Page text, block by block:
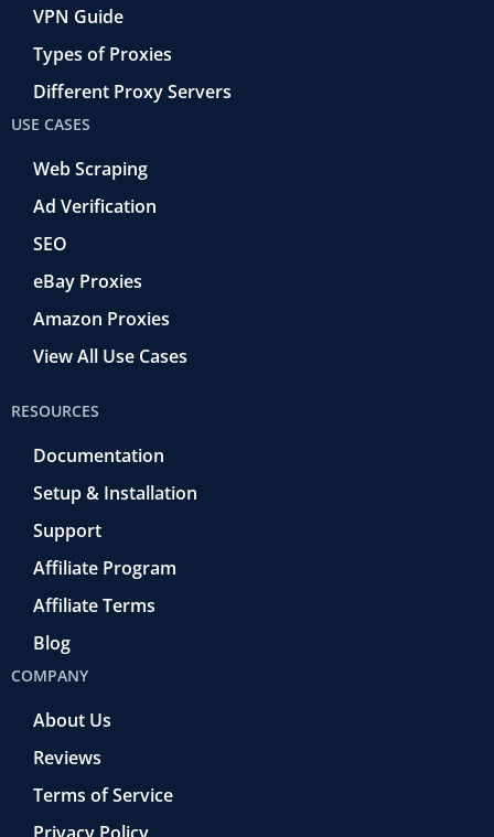
VPN Guide
Types of Proxies
Different Proxy Servers
USE CASES
Web Scraping
Ad Verification
SEO
eBay Proxies
Amazon Proxies
View All Use Cases
RESOURCES
Documentation
Setup & Installation
Support
Affiliate Program
Affiliate Terms
Blog
COMPANY
About Us
Reviews
Terms of Service